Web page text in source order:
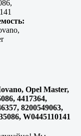
Opel Master,
4417364,
8200549063,
W0445110141